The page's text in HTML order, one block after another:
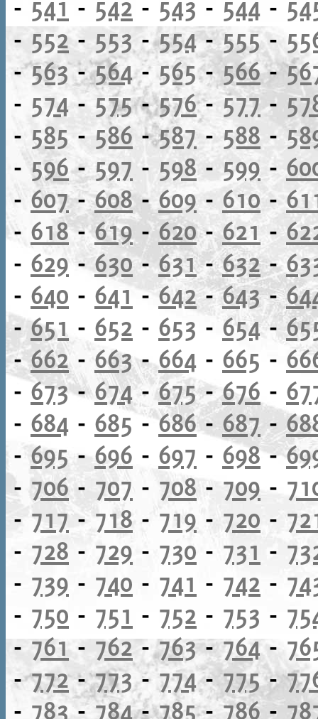
- 541 - 542 - 543 - 544 -
- 552 - 553-554-555-
-563-564- 565-566-
- 574 - 575-576- 577-
- 585- 586 -587- 588 -
-596-597 - 598 - 599 -
- 607-608- 609- 610 -
- 618-619-620-621-
- 629 -630-631-632-
- 640 - 641-642-643-
-651 - 652 - 653 - 654-
-662 -663-664 - 665 -
-673-674-675-676 -
- 684 - 685 -686- 687-
-695 - 696 - 697 - 698-
-706- 707 - 708- 709 -
-717-718 - 719 - 720 -
- 728 - 729 - 730 - 731 -
- 739 - 740 - 741 - 742 -
- 750 - 751 - 752 - 753 -
-761-762-763-764-
-772-773-774-775-
- 783 -784-785-786-